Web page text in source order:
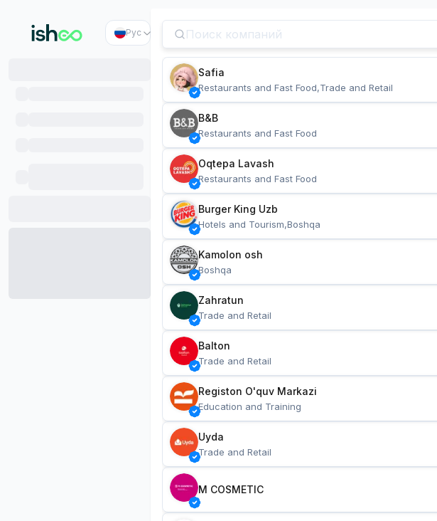
Рус
Safia
Restaurants and Fast Food,Trade and Retail
B&B
Restaurants and Fast Food
Oqtepa Lavash
Restaurants and Fast Food
Burger King Uzb
Hotels and Tourism,Boshqa
Kamolon osh
Boshqa
Zahratun
Trade and Retail
Balton
Trade and Retail
Registon O'quv Markazi
Education and Training
Uyda
Trade and Retail
M COSMETIC